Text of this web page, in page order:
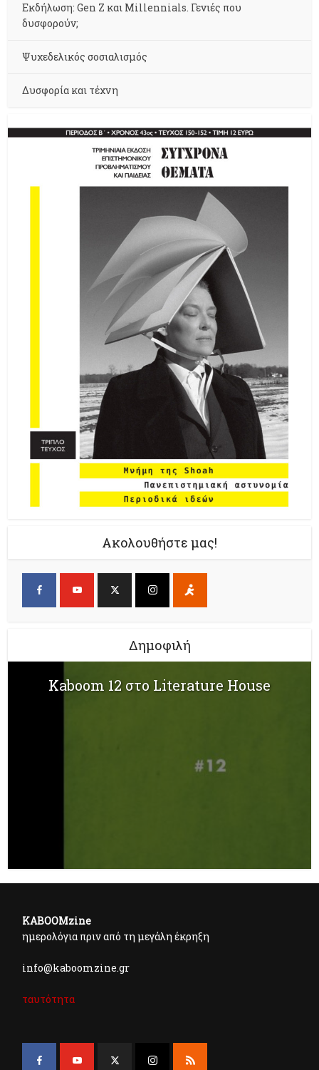
Εκδήλωση: Gen Z και Millennials. Γενιές που
δυσφορούν;
Ψυχεδελικός σοσιαλισμός
Δυσφορία και τέχνη
Ακολουθήστε μας!
Δημοφιλή
Kaboom 12 στο Literature House
KABOOMzine
ημερολόγια πριν από τη μεγάλη έκρηξη
info@kaboomzine.gr
ταυτότητα